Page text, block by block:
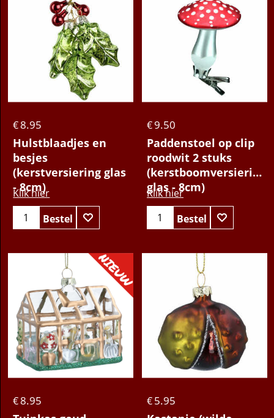
€8.95
Hulstblaadjes en
besjes
(kerstversiering glas
- 8cm)
Klik hier
Bestel
€9.50
Paddenstoel op clip
roodwit 2 stuks
(kerstboomversiering
glas - 8cm)
Klik hier
Bestel
€8.95 €5.95